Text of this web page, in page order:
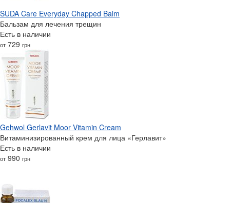
SUDA Care Everyday Chapped Balm
Бальзам для лечения трещин
Есть в наличии
от 729 грн
Gehwol Gerlavit Moor Vitamin Cream
Витаминизированный крем для лица «Герлавит»
Есть в наличии
от 990 грн